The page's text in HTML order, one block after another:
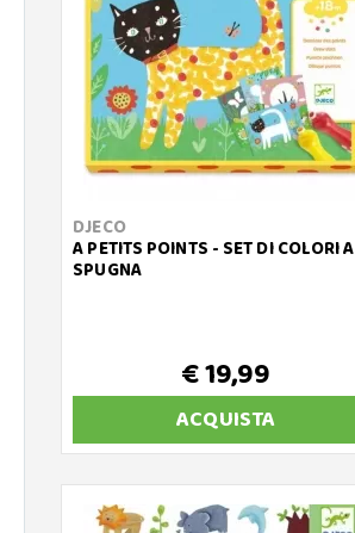
DJECO
A PETITS POINTS - SET DI COLORI A
SPUGNA
€ 19,99
ACQUISTA